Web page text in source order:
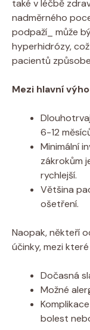
také v léčbě‌
nadměrného
podpaží_ může
hyperhidrózy,​
pacientů
Mezi‌ hlavní
6-12
Minimální⁢
zákrokům
rychlejší.
Většina
ošetření.
Naopak, ⁣někteří
účinky, ‌mezi
Dočasná
Možné
bolest